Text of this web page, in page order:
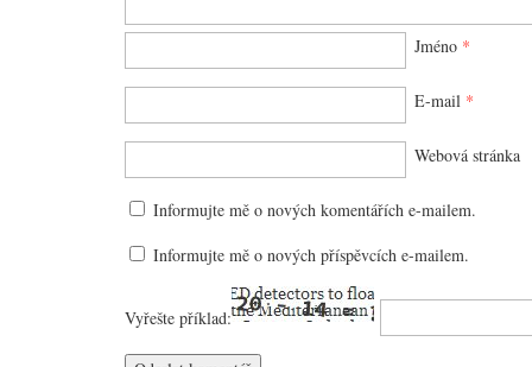
Jméno *
E-mail *
Webová stránka
Informujte mě o nových komentářích e-mailem.
Informujte mě o nových příspěvcích e-mailem.
Vyřešte příklad: